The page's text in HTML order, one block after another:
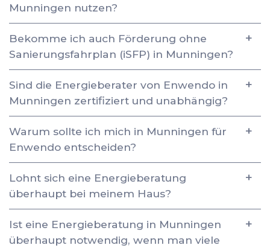
Munningen nutzen?
Bekomme ich auch Förderung ohne
Sanierungsfahrplan (iSFP) in Munningen?
Sind die Energieberater von Enwendo in
Munningen zertifiziert und unabhängig?
Warum sollte ich mich in Munningen für
Enwendo entscheiden?
Lohnt sich eine Energieberatung
überhaupt bei meinem Haus?
Ist eine Energieberatung in Munningen
überhaupt notwendig, wenn man viele